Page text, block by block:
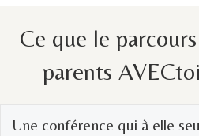
Ce que le
parents
Une conférence qui à elle